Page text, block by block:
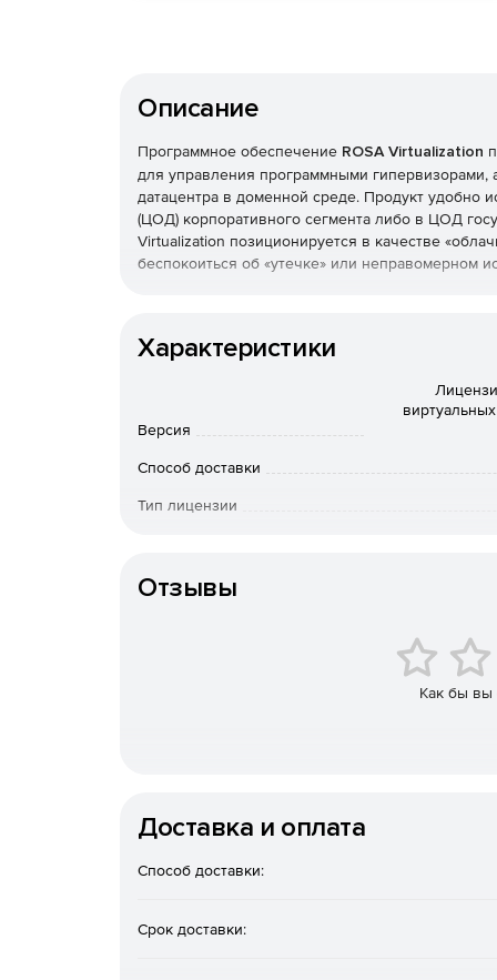
Описание
Программное обеспечение ROSA Virtualization
для управления программными гипервизорами,
датацентра в доменной среде. Продукт удобно
(ЦОД) корпоративного сегмента либо в ЦОД
Virtualization позиционируется в качестве
беспокоиться об «утечке» или неправомерном
Централизованное управление одним или
с технологией виртуализации, имеющих
управлением пулом виртуальных машин
виртуальных процессоров и до 2 ТБ ОЗУ) и
персонала для получения сеанса работы с
«Живая» миграция виртуальных машин.
(виртуальные машины, хосты, кластеры,
низкоуровневыми интерфейсами управления
Поддержка современных версий Linux и
Использование клиентских рабочих мест
Характеристики
Версия
Способ доставки
Тип лицензии
Особенности доставки
Отзывы
Как бы вы
Доставка и оплата
Способ доставки:
Срок доставки: